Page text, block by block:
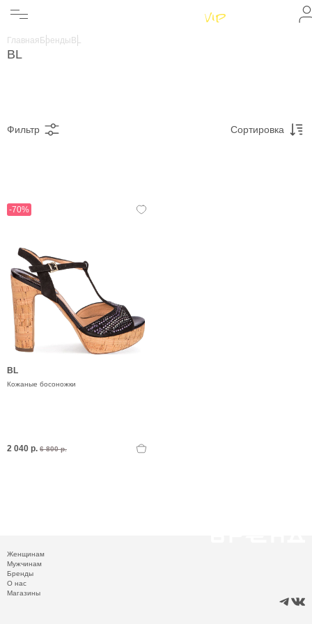
Главная Бренды BL
BL
Фильтр Сортировка
-70%
BL
Кожаные босоножки
2 040 р. 6 800 р.
Женщинам
Мужчинам
Бренды
О нас
Магазины